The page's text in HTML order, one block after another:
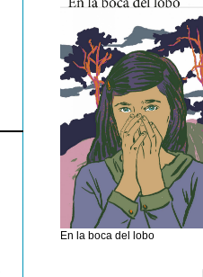
En la boca del lobo